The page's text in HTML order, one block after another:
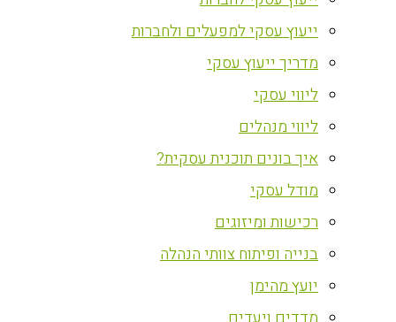
ייעוץ עסקי למפעלים ולחברות
מדריך ייעוץ עסקי
ליווי עסקי
ליווי מנהלים
איך בונים תוכנית עסקית?
מודל עסקי
רכישות ומיזוגים
בנייה ופיתוח צוותי הנהלה
יועץ מהימן